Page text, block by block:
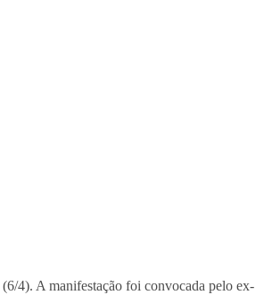
4). A manifestação foi convocada pelo ex-